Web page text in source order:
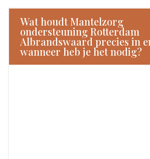
Wat houdt Mantelzorg
ondersteuning Rotterdam
Albrandswaard precies in
wanneer heb je het nodig?